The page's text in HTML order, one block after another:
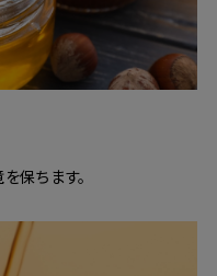
保ちます。